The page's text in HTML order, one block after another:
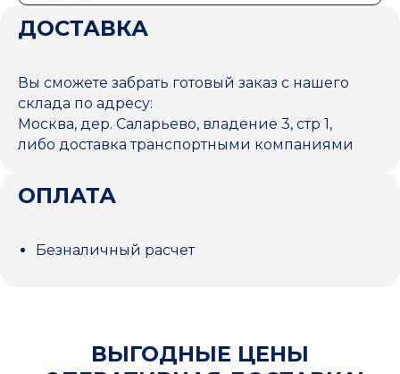
ДОСТАВКА
Вы сможете забрать готовый заказ с нашего
склада по адресу:
Москва, дер. Саларьево, владение 3, стр 1,
либо доставка транспортными компаниями
ОПЛАТА
Безналичный расчет
ВЫГОДНЫЕ ЦЕНЫ